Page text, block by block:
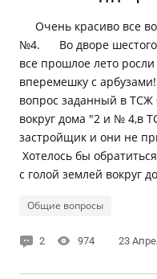
Очень красиво все
№4. Во дворе шестого
все прошлое лето
вперемешку с
вопрос заданный в ТСЖ
вокруг дома "2 и № 4,в
застройщик и они не
Хотелось бы
с голой землей вокруг
Общие вопросы
2 974 23